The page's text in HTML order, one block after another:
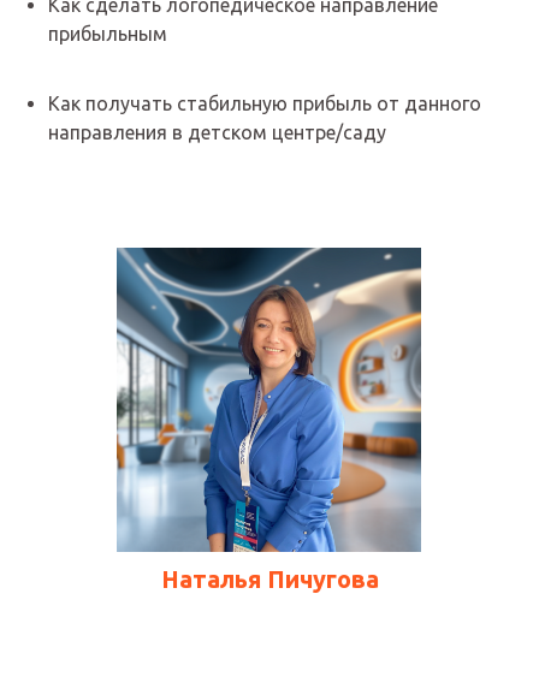
Как сделать логопедическое направление
прибыльным
Как получать стабильную прибыль от данного
направления в детском центре/саду
Наталья Пичугова